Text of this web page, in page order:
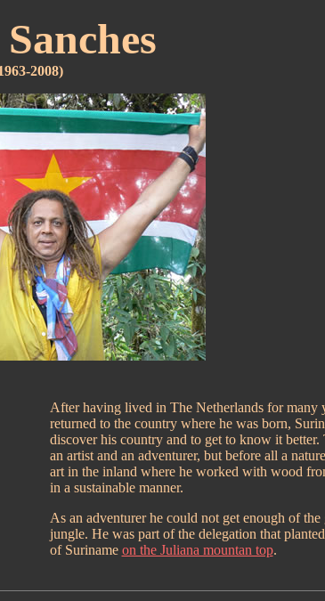
2008)
After having lived in The Netherlands for many
returned to the country where he was born,
discover his country and to get to know it better.
an artist and an adventurer, but before all a
art in the inland where he worked with wood
in a sustainable manner.
As an adventurer he could not get enough of
jungle. He was part of the delegation that
of Suriname on the Juliana mountan top.